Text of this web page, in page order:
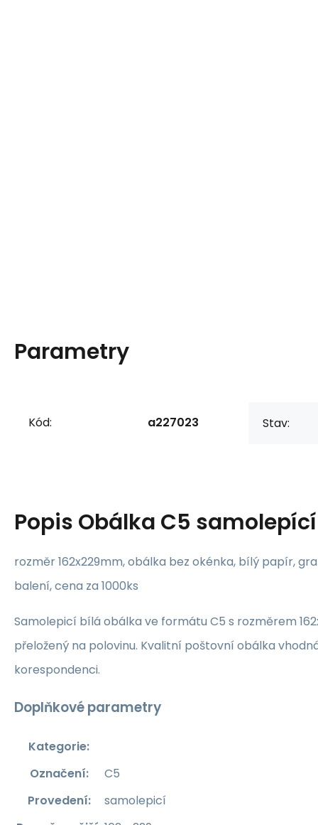
Parametry
Kód: a227023 Stav:
Popis Obálka C5
rozměr 162x229mm, obálka bez okénka, bílý papír,
balení, cena za 1000ks
Samolepicí bílá obálka ve formátu C5 s rozměrem
přeložený na polovinu. Kvalitní poštovní obálka
korespondenci.
Doplňkové parametry
Kategorie:
Označení:
C5
Provedení:
samolepicí